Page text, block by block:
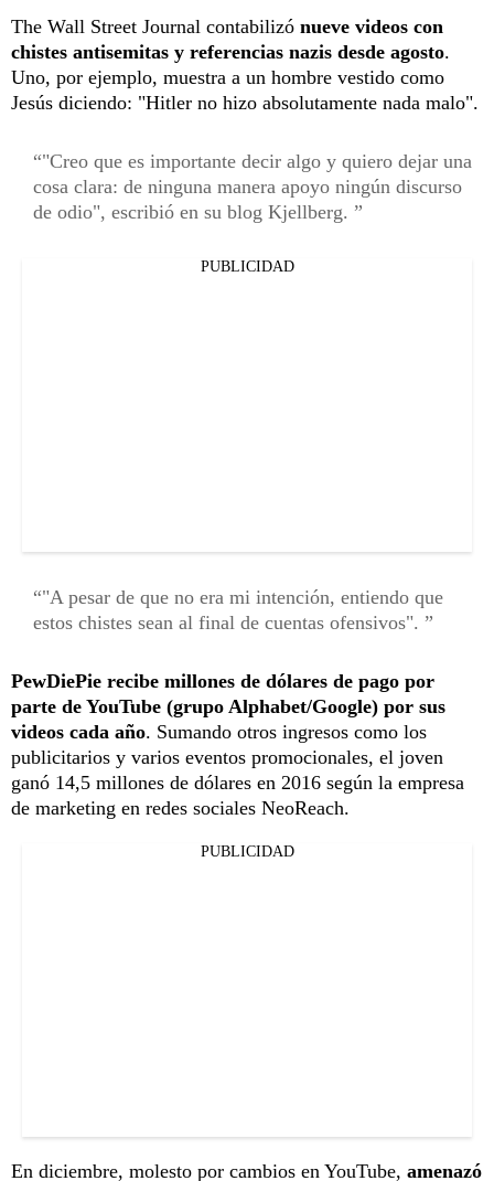
The Wall Street Journal contabilizó nueve videos con
chistes antisemitas y referencias nazis desde agosto.
Uno, por ejemplo, muestra a un hombre vestido como
Jesús diciendo: "Hitler no hizo absolutamente nada malo".
"Creo que es importante decir algo y quiero dejar una
cosa clara: de ninguna manera apoyo ningún discurso
de odio", escribió en su blog Kjellberg.
PUBLICIDAD
"A pesar de que no era mi intención, entiendo que
estos chistes sean al final de cuentas ofensivos".
PewDiePie recibe millones de dólares de pago por
parte de YouTube (grupo Alphabet/Google) por sus
videos cada año. Sumando otros ingresos como los
publicitarios y varios eventos promocionales, el joven
ganó 14,5 millones de dólares en 2016 según la empresa
de marketing en redes sociales NeoReach.
PUBLICIDAD
En diciembre, molesto por cambios en YouTube, amenazó